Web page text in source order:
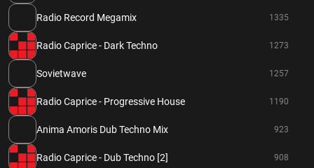
Radio Record Megamix 1335
Radio Caprice - Dark Techno 1273
Sovietwave 1257
Radio Caprice - Progressive House 1190
Anima Amoris Dub Techno Mix 923
Radio Caprice - Dub Techno [2] 908